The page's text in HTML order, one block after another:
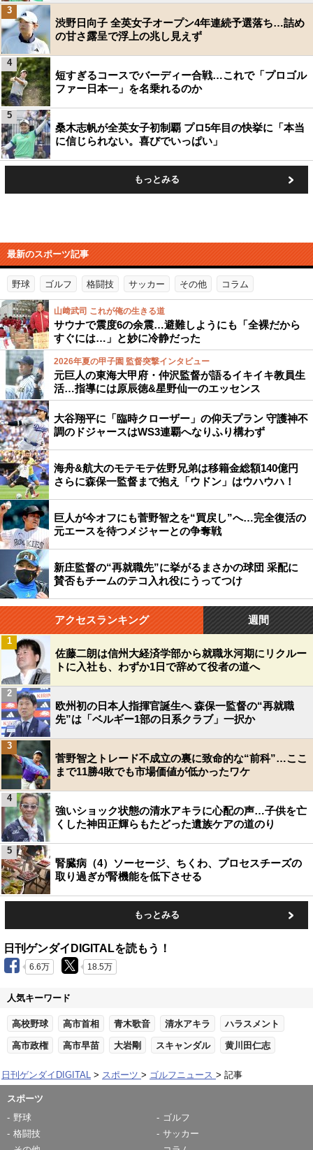
渋野日向子 全英女子オープン4年連続予選落ち…詰め
の甘さ露呈で浮上の兆し見えず
3
短すぎるコースでバーディー合戦…これで「プロゴル
ファー日本一」を名乗れるのか
4
桑木志帆が全英女子初制覇 プロ5年目の快挙に「本当
に信じられない。喜びでいっぱい」
5
もっとみる
最新のスポーツ記事
野球 ゴルフ 格闘技 サッカー その他 コラム
山﨑武司 これが俺の生きる道
サウナで震度6の余震…避難しようにも「全裸だから
すぐには…」と妙に冷静だった
2026年夏の甲子園 監督突撃インタビュー
元巨人の東海大甲府・仲沢監督が語るイキイキ教員生
活…指導には原辰徳&星野仙一のエッセンス
大谷翔平に「臨時クローザー」の仰天プラン 守護神不
調のドジャースはWS3連覇へなりふり構わず
海舟&航大のモテモテ佐野兄弟は移籍金総額140億円
さらに森保一監督まで抱え「ウドン」はウハウハ！
巨人が今オフにも菅野智之を“買戻し”へ…完全復活の
元エースを待つメジャーとの争奪戦
新庄監督の“再就職先”に挙がるまさかの球団 采配に
賛否もチームのテコ入れ役にうってつけ
アクセスランキング 週間
佐藤二朗は信州大経済学部から就職氷河期にリクルー
トに入社も、わずか1日で辞めて役者の道へ
1
欧州初の日本人指揮官誕生へ 森保一監督の“再就職
先”は「ベルギー1部の日系クラブ」一択か
2
菅野智之トレード不成立の裏に致命的な“前科”…ここ
まで11勝4敗でも市場価値が低かったワケ
3
強いショック状態の清水アキラに心配の声…子供を亡
くした神田正輝らもたどった遺族ケアの道のり
4
腎臓病（4）ソーセージ、ちくわ、プロセスチーズの
取り過ぎが腎機能を低下させる
5
もっとみる
日刊ゲンダイDIGITALを読もう！
6.6万 18.5万
人気キーワード
高校野球 高市首相 青木歌音 清水アキラ ハラスメント
高市政権 高市早苗 大岩剛 スキャンダル 黄川田仁志
日刊ゲンダイDIGITAL スポーツ ゴルフニュース 記事
スポーツ
野球
ゴルフ
格闘技
サッカー